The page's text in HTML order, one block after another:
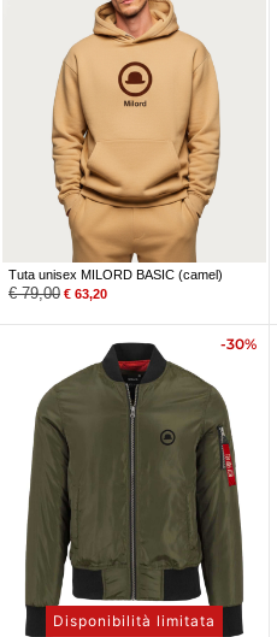
Tuta unisex MILORD BASIC (camel)
€79,00 € 63,20
-30%
Disponibilità limitata